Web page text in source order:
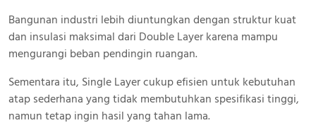
Bangunan industri lebih diuntungkan dengan struktur kuat
dan insulasi maksimal dari Double Layer karena mampu
mengurangi beban pendingin ruangan.
Sementara itu, Single Layer cukup efisien untuk kebutuhan
atap sederhana yang tidak membutuhkan spesifikasi tinggi,
namun tetap ingin hasil yang tahan lama.